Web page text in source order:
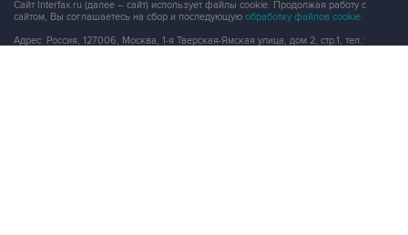
Сайт Interfax.ru (далее – сайт) использует файлы cookie. Продолжая работу с
сайтом, Вы соглашаетесь на сбор и последующую обработку файлов cookie.
Адрес: Россия, 127006, Москва, 1-я Тверская-Ямская улица, дом 2, стр.1, тел.: